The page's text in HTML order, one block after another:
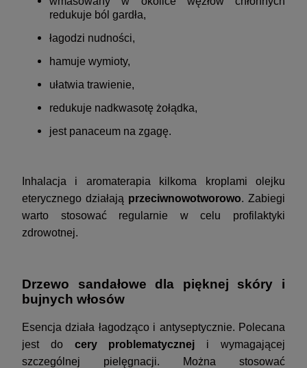
redukuje ból gardła,
łagodzi nudności,
hamuje wymioty,
ułatwia trawienie,
redukuje nadkwasotę żołądka,
jest panaceum na zgagę.
Inhalacja i aromaterapia kilkoma kroplami olejku
eterycznego działają przeciwnowotworowo. Zabiegi
warto stosować regularnie w celu profilaktyki
zdrowotnej.
Drzewo sandałowe dla pięknej skóry i
bujnych włosów
Esencja działa łagodząco i antyseptycznie. Polecana
jest do cery problematycznej i wymagającej
szczególnej pielęgnacji. Można stosować